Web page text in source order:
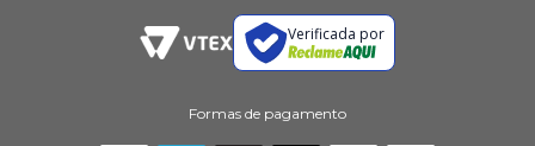
Verificada por
Formas de pagamento